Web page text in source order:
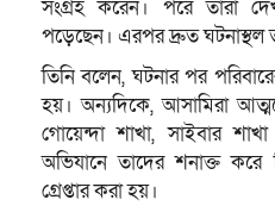
সংগ্রহ করেন। পরে তারা
পড়েছেন। এরপর দ্রুত ঘটনাস্থল
তিনি বলেন, ঘটনার পর
হয়। অন্যদিকে, আসামিরা
গোয়েন্দা শাখা, সাইবার
অভিযানে তাদের শনাক্ত করে
গ্রেপ্তার করা হয়।